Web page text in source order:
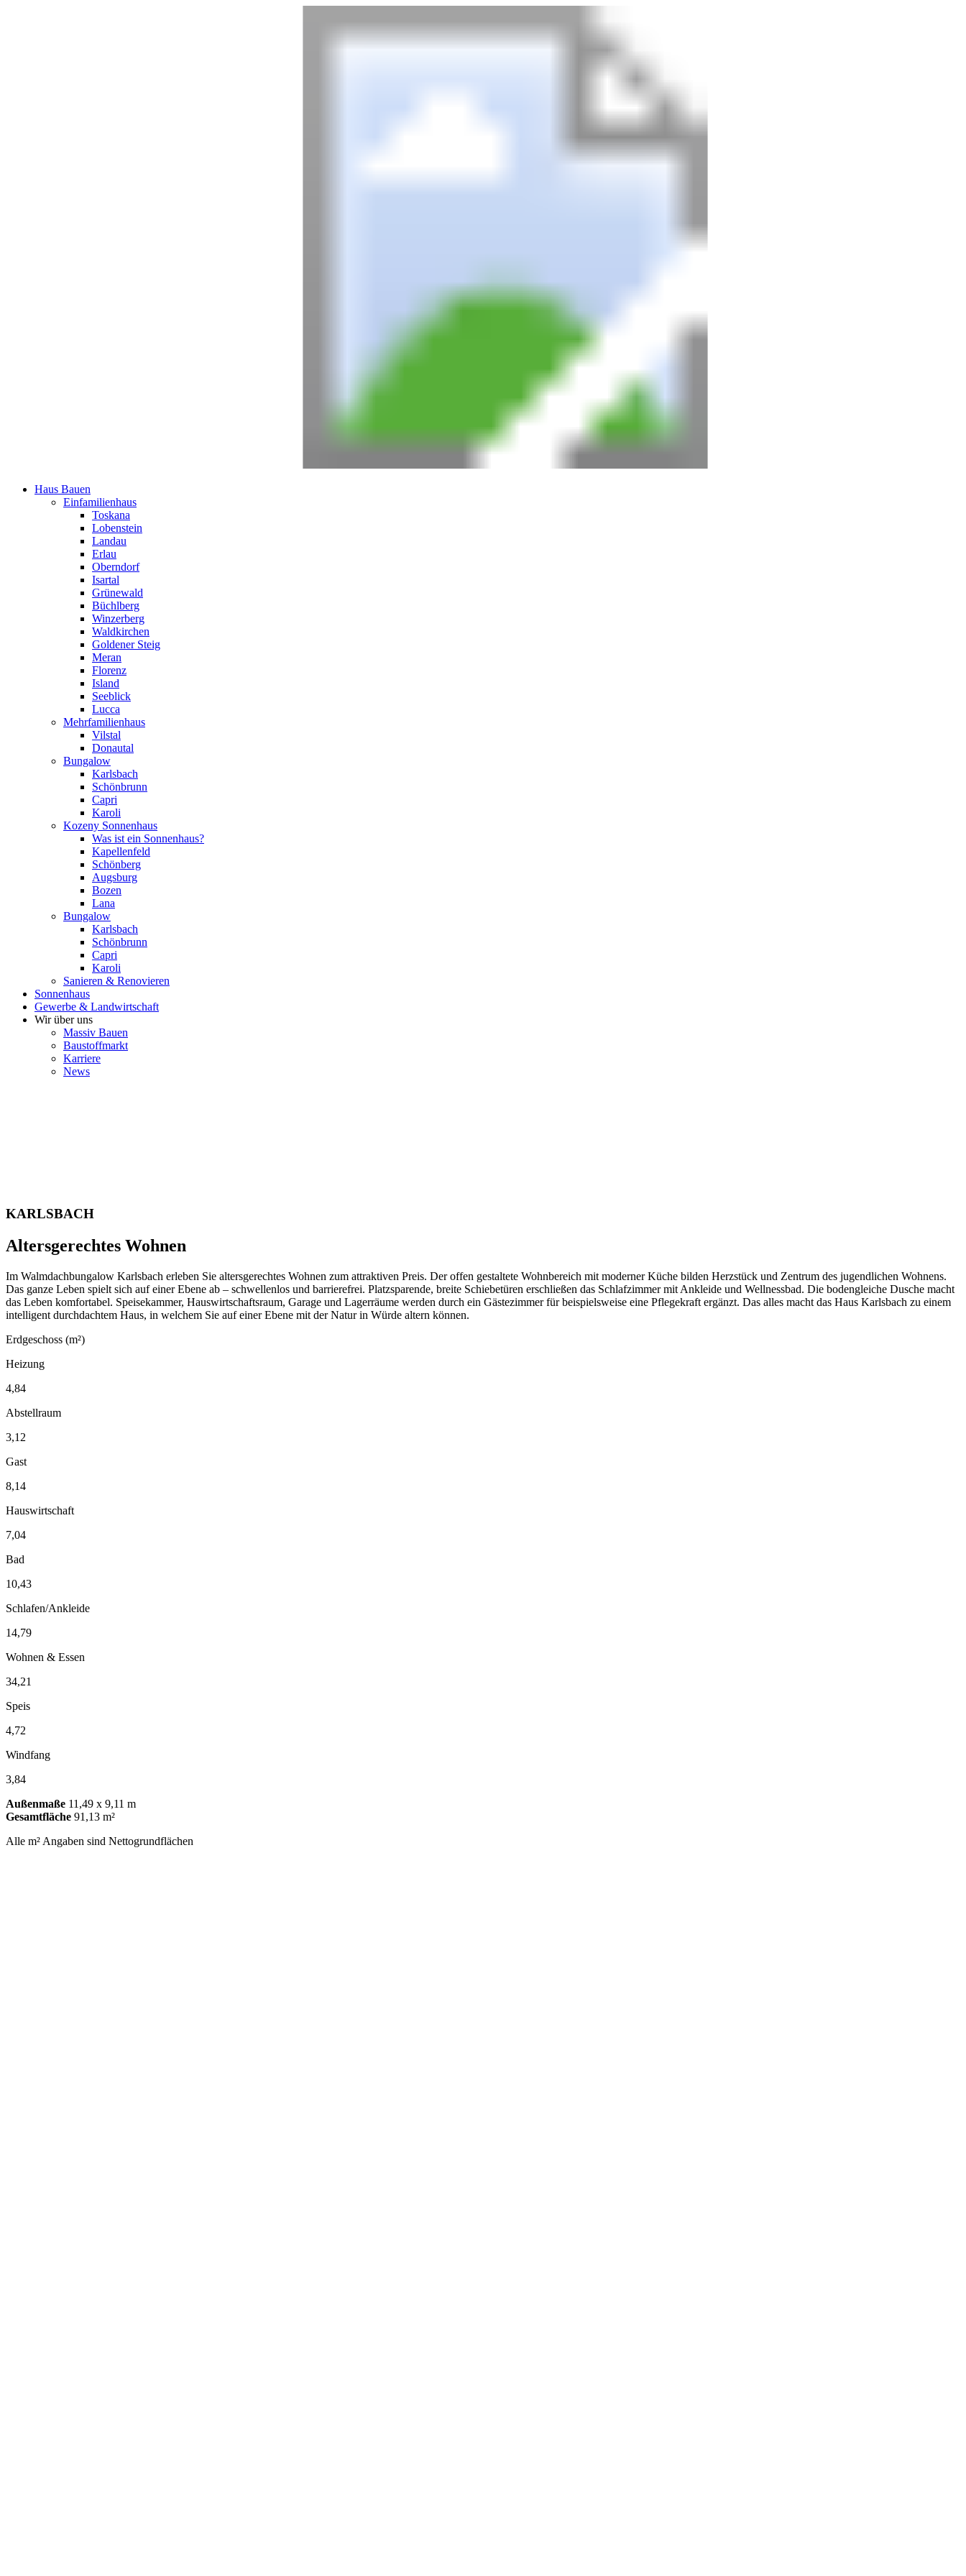
Haus Bauen
Einfamilienhaus
Toskana
Lobenstein
Landau
Erlau
Oberndorf
Isartal
Grünewald
Büchlberg
Winzerberg
Waldkirchen
Goldener Steig
Meran
Florenz
Island
Seeblick
Lucca
Mehrfamilienhaus
Vilstal
Donautal
Bungalow
Karlsbach
Schönbrunn
Capri
Karoli
Kozeny Sonnenhaus
Was ist ein Sonnenhaus?
Kapellenfeld
Schönberg
Augsburg
Bozen
Lana
Bungalow
Karlsbach
Schönbrunn
Capri
Karoli
Sanieren & Renovieren
Sonnenhaus
Gewerbe & Landwirtschaft
Wir über uns
Massiv Bauen
Baustoffmarkt
Karriere
News
KARLSBACH
Altersgerechtes Wohnen
Im Walmdachbungalow Karlsbach erleben Sie altersgerechtes Wohnen zum attraktiven Preis. Der offen gestaltete Wohnbereich mit moderner Küche bilden Herzstück und Zentrum des jugendlichen Wohnens.
Das ganze Leben spielt sich auf einer Ebene ab – schwellenlos und barrierefrei. Platzsparende, breite Schiebetüren erschließen das Schlafzimmer mit Ankleide und Wellnessbad. Die bodengleiche Dusche macht
das Leben komfortabel. Speisekammer, Hauswirtschaftsraum, Garage und Lagerräume werden durch ein Gästezimmer für beispielsweise eine Pflegekraft ergänzt. Das alles macht das Haus Karlsbach zu einem
intelligent durchdachtem Haus, in welchem Sie auf einer Ebene mit der Natur in Würde altern können.
Erdgeschoss (m²)
Heizung
4,84
Abstellraum
3,12
Gast
8,14
Hauswirtschaft
7,04
Bad
10,43
Schlafen/Ankleide
14,79
Wohnen & Essen
34,21
Speis
4,72
Windfang
3,84
Außenmaße 11,49 x 9,11 m
Gesamtfläche 91,13 m²
Alle m² Angaben sind Nettogrundflächen